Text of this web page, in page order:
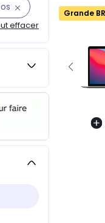
effacer
Grande